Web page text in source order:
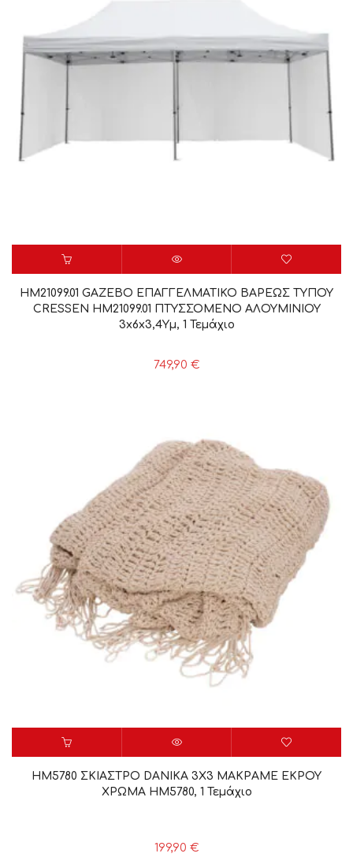
HM21099.01 GAZEBO ΕΠΑΓΓΕΛΜΑΤΙΚΟ ΒΑΡΕΩΣ ΤΥΠΟΥ
CRESSEN HM21099.01 ΠΤΥΣΣΟΜΕΝΟ ΑΛΟΥΜΙΝΙΟΥ
3x6x3,4Yμ, 1 Τεμάχιο
749,90 €
HM5780 ΣΚΙΑΣΤΡΟ DANIKA 3Χ3 ΜΑΚΡΑΜΕ ΕΚΡΟΥ
ΧΡΩΜΑ HM5780, 1 Τεμάχιο
199,90 €